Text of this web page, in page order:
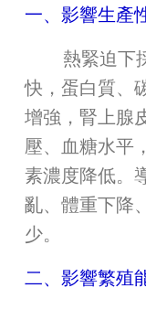
一、影響生產
熱緊迫下採
快，蛋白質、
增強，腎上腺
壓、血糖水平
素濃度降低。
亂、體重下降
少。
二、影響繁殖